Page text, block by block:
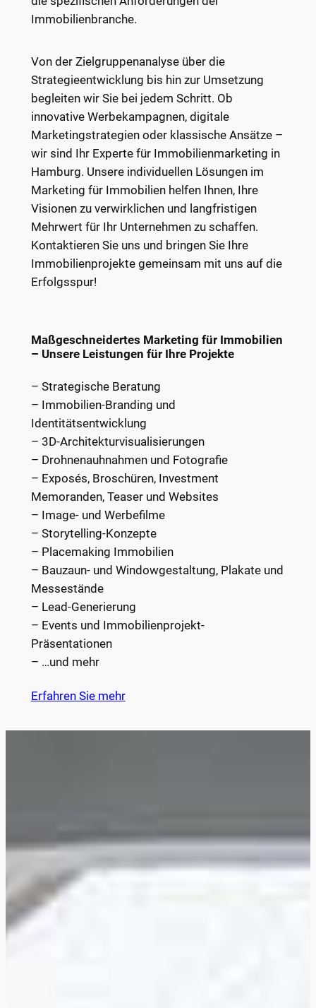
Immobilienbranche.
Von der Zielgruppenanalyse über die
Strategieentwicklung bis hin zur Umsetzung
begleiten wir Sie bei jedem Schritt. Ob
innovative Werbekampagnen, digitale
Marketingstrategien oder klassische Ansätze –
wir sind Ihr Experte für Immobilienmarketing in
Hamburg. Unsere individuellen Lösungen im
Marketing für Immobilien helfen Ihnen, Ihre
Visionen zu verwirklichen und langfristigen
Mehrwert für Ihr Unternehmen zu schaffen.
Kontaktieren Sie uns und bringen Sie Ihre
Immobilienprojekte gemeinsam mit uns auf die
Erfolgsspur!
Maßgeschneidertes Marketing für Immobilien
– Unsere Leistungen für Ihre Projekte
– Strategische Beratung
– Immobilien-Branding und
Identitätsentwicklung
– 3D-Architekturvisualisierungen
– Drohnenauhnahmen und Fotografie
– Exposés, Broschüren, Investment
Memoranden, Teaser und Websites
– Image- und Werbefilme
– Storytelling-Konzepte
– Placemaking Immobilien
– Bauzaun- und Windowgestaltung, Plakate und
Messestände
– Lead-Generierung
– Events und Immobilienprojekt-
Präsentationen
– …und mehr
Erfahren Sie mehr